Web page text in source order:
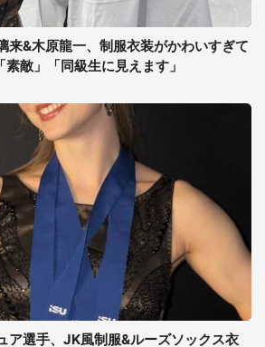
来&木原龍一、制服衣装がかわいすぎて
敵」「同級生に見えます」
ア選手、JK風制服&ルーズソックス衣